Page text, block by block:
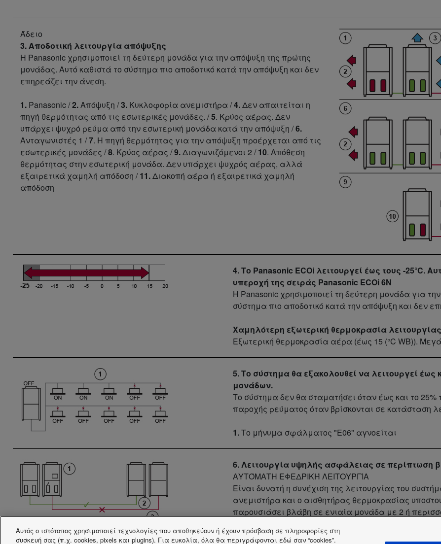
Άδειο
3. Αποδοτική λειτουργία απόψυξης
Η Panasonic χρησιμοποιεί τη δεύτερη μονάδα για την απόψυξη της πρώτης
μονάδας. Αυτό καθιστά το σύστημα πιο αποδοτικό κατά την απόψυξη και δεν
επηρεάζει την άνεση.
1. Panasonic /2.Απόψυξη /3. Κυκλοφορία ανεμιστήρα /4.Δεν απαιτείται η
πηγή θερμότητας από τις εσωτερικές μονάδες. /5. Κρύος αέρας. Δεν
υπάρχει ψυχρό ρεύμα από την εσωτερική μονάδα κατά την απόψυξη /6.
Ανταγωνιστές 1 /7. Η πηγή θερμότητας για την απόψυξη προέρχεται από τις
εσωτερικές μονάδες /8. Κρύος αέρας /9.Διαγωνιζόμενοι 2 /10. Απόθεση
θερμότητας στην εσωτερική μονάδα. Δεν υπάρχει ψυχρός αέρας, αλλά
εξαιρετικά χαμηλή απόδοση /11.Διακοπή αέρα ή εξαιρετικά χαμηλή
απόδοση
4. Το Panasonic ECOi λειτουργεί έως τους -25°C.
υπεροχή της σειράς Panasonic ECOi 6N
Η Panasonic χρησιμοποιεί τη δεύτερη μονάδα για
σύστημα πιο αποδοτικό κατά την απόψυξη και δεν
Χαμηλότερη εξωτερική θερμοκρασία
Εξωτερική θερμοκρασία αέρα (έως 15 (°C WB)).
5. Το σύστημα θα εξακολουθεί να λειτουργεί
μονάδων.
Το σύστημα δεν θα σταματήσει όταν έως και το
παροχής ρεύματος όταν βρίσκονται σε κατάσταση
1.Το μήνυμα σφάλματος "E06" αγνοείται
6. Λειτουργία υψηλής ασφάλειας σε περίπτωση
ΑΥΤΌΜΑΤΗ ΕΦΕΔΡΙΚΉ ΛΕΙΤΟΥΡΓΊΑ
Είναι δυνατή η συνέχιση της λειτουργίας του
ανεμιστήρα και ο αισθητήρας θερμοκρασίας
παρουσιάσει βλάβη σε ενιαία μονάδα με 2 ή
1.Βλάβη στον κινητήρα του ανεμιστήρα. Βλάβη του
Αυτός ο ιστότοπος χρησιμοποιεί τεχνολογίες που αποθηκεύουν ή έχουν πρόσβαση σε πληροφορίες στη
συσκευή σας (π.χ. cookies, pixels και plugins). Για ευκολία, όλα θα περιγράφονται εδώ σαν “cookies”.